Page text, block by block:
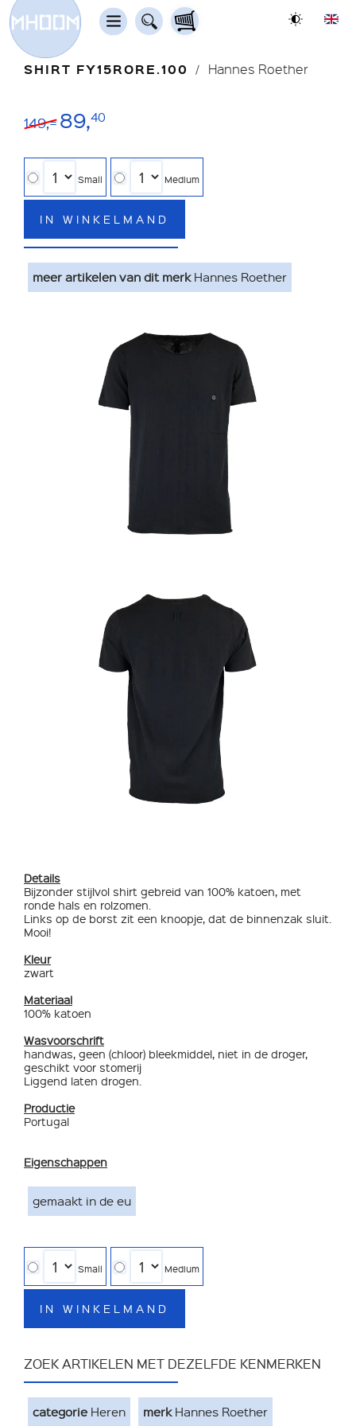
SHIRT FY15RORE.100 Hannes Roether
149,=89,40
Small Medium
IN WINKELMAND
meer artikelen van dit merkHannes Roether
Details
Bijzonder stijlvol shirt gebreid van 100% katoen, met
ronde hals en rolzomen.
Links op de borst zit een knoopje, dat de binnenzak sluit.
Mooi!
Kleur
zwart
Materiaal
100% katoen
Wasvoorschrift
handwas, geen (chloor) bleekmiddel, niet in de droger,
geschikt voor stomerij
Liggend laten drogen.
Productie
Portugal
Eigenschappen
gemaakt in de eu
Small Medium
IN WINKELMAND
ZOEK ARTIKELEN MET DEZELFDE KENMERKEN
categorie Heren merkHannes Roether